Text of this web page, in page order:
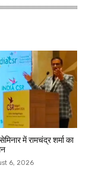
में रामचंद्र शर्मा का
6, 2026